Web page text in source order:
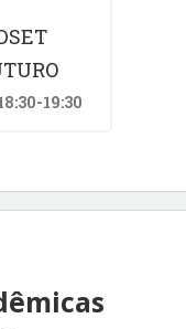
19:30